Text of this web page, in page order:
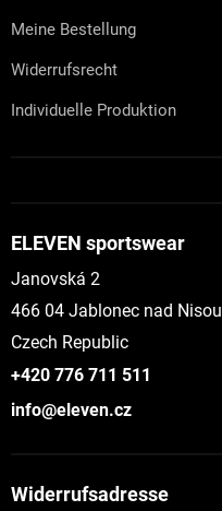
Meine Bestellung
Widerrufsrecht
Individuelle Produktion
ELEVEN sportswear
Janovská 2
466 04 Jablonec nad Nisou
Czech Republic
+420 776 711 511
info@eleven.cz
Widerrufsadresse